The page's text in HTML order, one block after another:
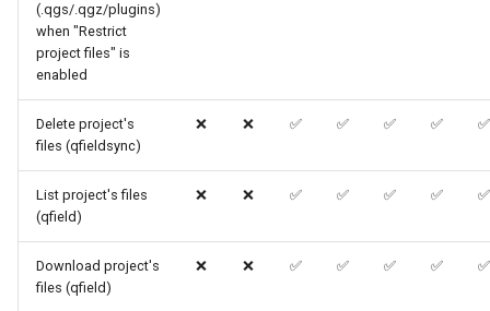
(.qgs/.qgz/plugins)
when "Restrict
project files" is
enabled
Delete project's
files (qfieldsync)
❌ ❌ ✅ ✅ ✅ ✅ ✅
List project's files
(qfield)
❌ ❌ ✅ ✅ ✅ ✅ ✅
Download project's
files (qfield)
❌ ❌ ✅ ✅ ✅ ✅ ✅